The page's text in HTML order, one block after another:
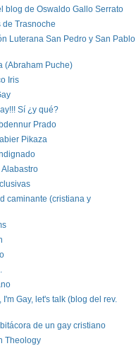
blog de Oswaldo Gallo Serrato
Trasnoche
Luterana San Pedro y San Pablo
(Abraham Puche)
Iris
Sí ¿y qué?
Prado
Pikaza
Alabastro
caminante (cristiana y
I'm Gay, let's talk (blog del rev.
de un gay cristiano
Theology